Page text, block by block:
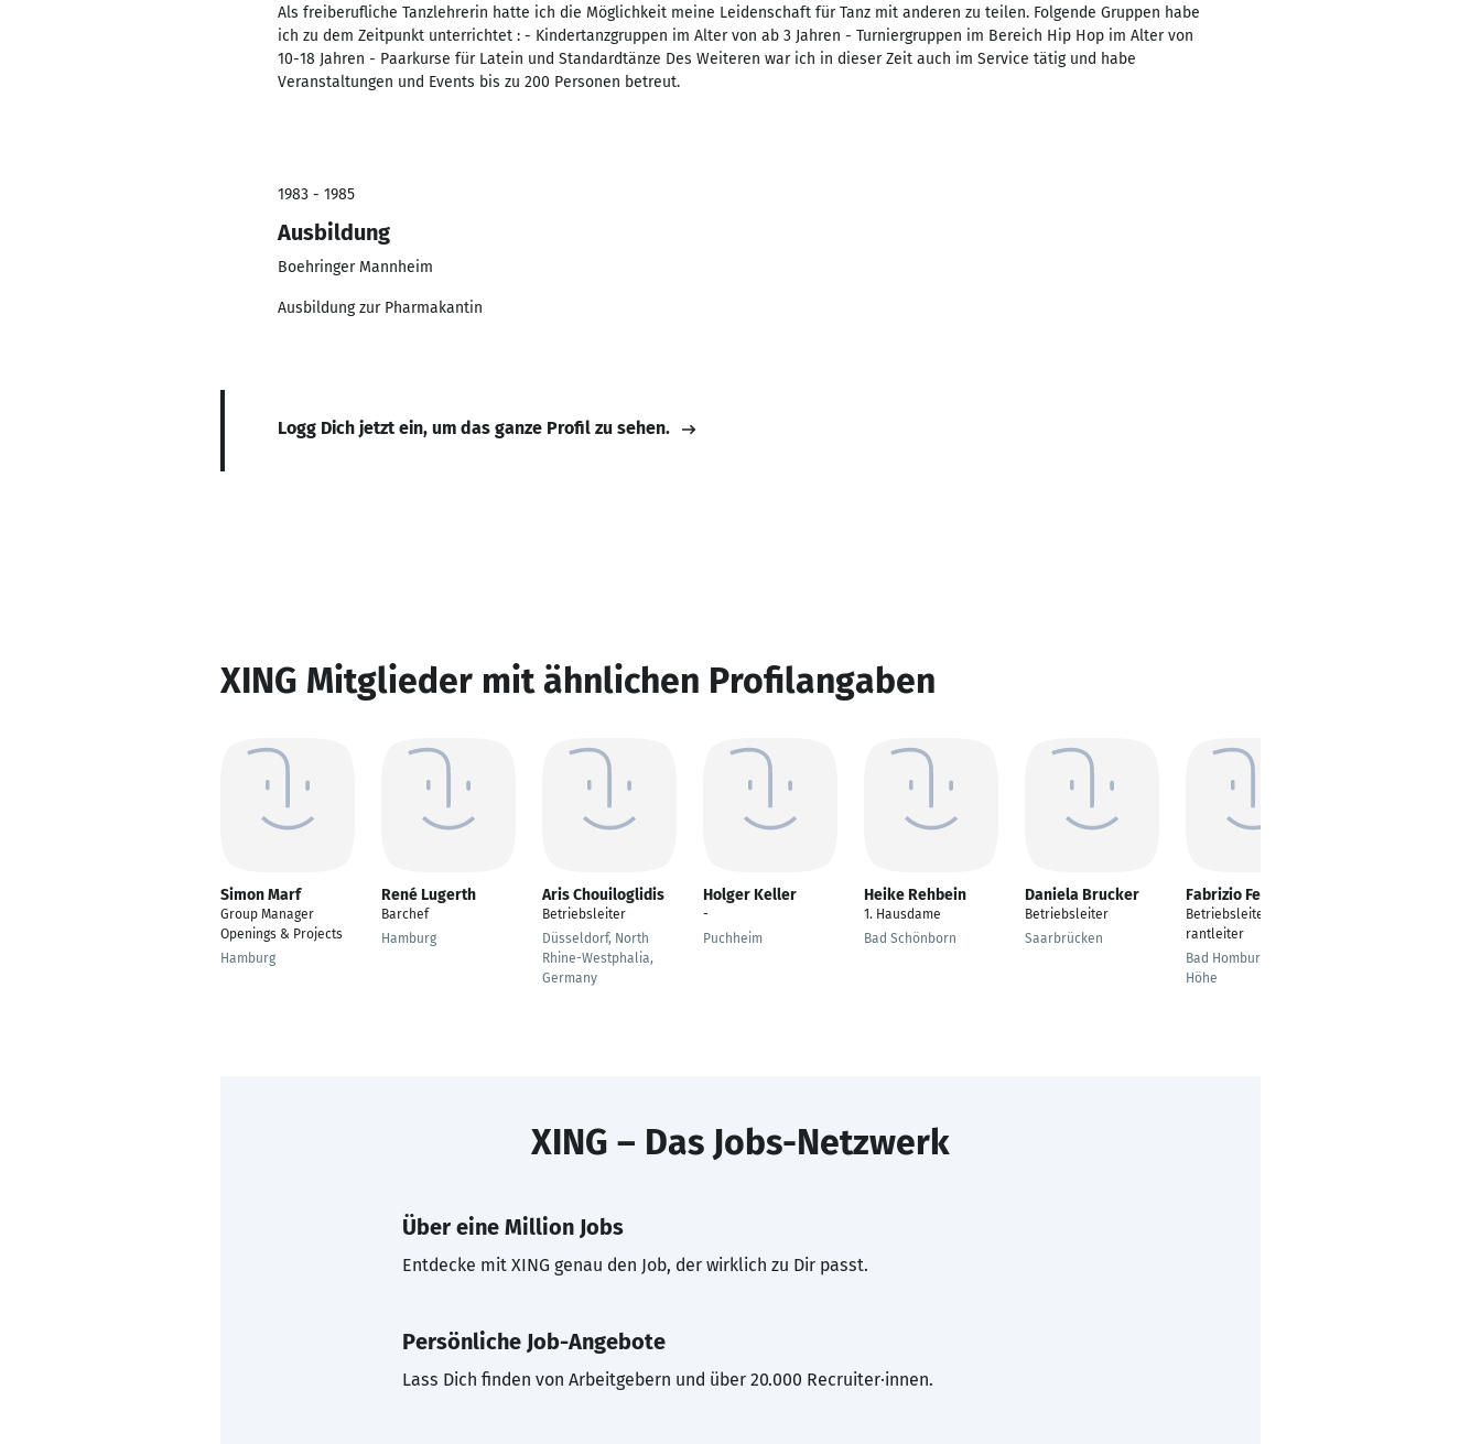
Als freiberufliche Tanzlehrerin hatte ich die Möglichkeit meine Leidenschaft für Tanz mit anderen zu teilen. Folgende Gruppen habe
ich zu dem Zeitpunkt unterrichtet : - Kindertanzgruppen im Alter von ab 3 Jahren - Turniergruppen im Bereich Hip Hop im Alter von
10-18 Jahren - Paarkurse für Latein und Standardtänze Des Weiteren war ich in dieser Zeit auch im Service tätig und habe
Veranstaltungen und Events bis zu 200 Personen betreut.
1983 - 1985
Ausbildung
Boehringer Mannheim
Ausbildung zur Pharmakantin
Logg Dich jetzt ein, um das ganze Profil zu sehen.
XING Mitglieder mit ähnlichen Profilangaben
Simon Marf
Group Manager
Openings & Projects
Hamburg
René Lugerth
Barchef
Hamburg
Aris Chouiloglidis
Betriebsleiter
Düsseldorf, North
Rhine-Westphalia,
Germany
Holger Keller
-
Puchheim
Heike Rehbein
1. Hausdame
Bad Schönborn
Daniela Brucker
Betriebsleiter
Saarbrücken
Fabrizio Ferrara
Betriebsleiter/Restau
rantleiter
Bad Homburg vor der
Höhe
XING – Das Jobs-Netzwerk
Über eine Million Jobs
Entdecke mit XING genau den Job, der wirklich zu Dir passt.
Persönliche Job-Angebote
Lass Dich finden von Arbeitgebern und über 20.000 Recruiter·innen.